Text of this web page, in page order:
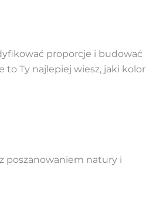
proporcje i budować
to Ty najlepiej wiesz, jaki kolor
poszanowaniem natury i